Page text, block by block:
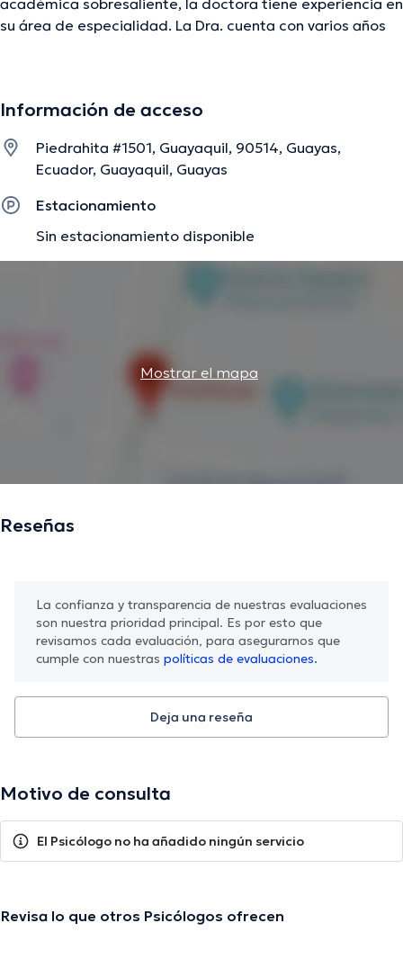
académica sobresaliente, la doctora tiene experiencia en
su área de especialidad. La Dra. cuenta con varios años
cooperado en diversas conferencias con el fin de tener
especialización y ha publicado diferentes comunicados.
La descripción fue editada por el equipo de doctoranytime, con base en
información verificada.
Información de acceso
Piedrahita #1501, Guayaquil, 90514, Guayas,
Ecuador, Guayaquil, Guayas
Estacionamiento
Sin estacionamiento disponible
Mostrar el mapa
Reseñas
La confianza y transparencia de nuestras evaluaciones
son nuestra prioridad principal. Es por esto que
revisamos cada evaluación, para asegurarnos que
cumple con nuestras políticas de evaluaciones.
Deja una reseña
Motivo de consulta
El Psicólogo no ha añadido ningún servicio
Revisa lo que otros Psicólogos ofrecen